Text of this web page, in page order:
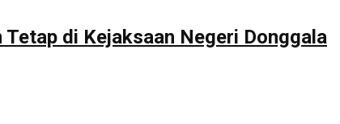
di Kejaksaan Negeri Donggala